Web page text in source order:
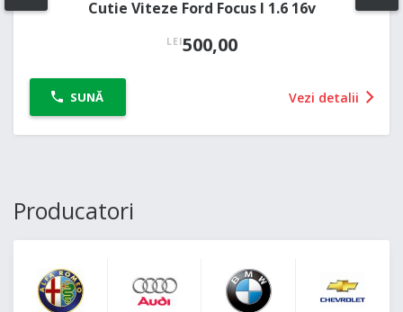
Cutie Viteze Ford Focus I 1.6 16v
LEI500,00
SUNĂ Vezi detalii
PREV
Producatori